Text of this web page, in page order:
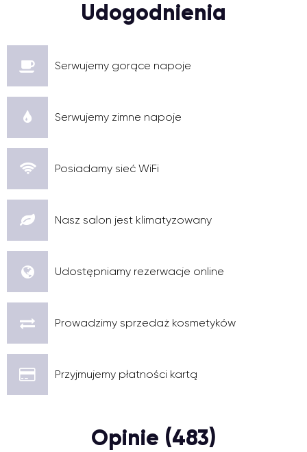
Udogodnienia
Serwujemy gorące napoje
Serwujemy zimne napoje
Posiadamy sieć WiFi
Nasz salon jest klimatyzowany
Udostępniamy rezerwacje online
Prowadzimy sprzedaż kosmetyków
Przyjmujemy płatności kartą
Opinie (483)